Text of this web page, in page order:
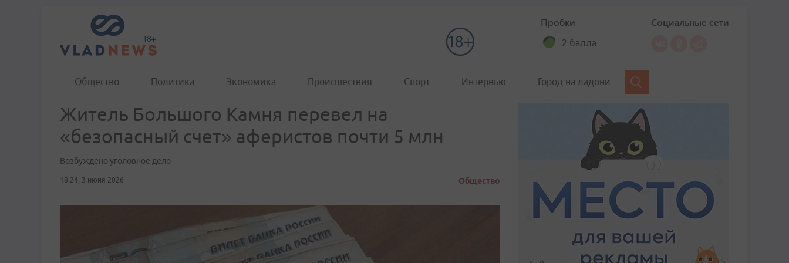
Пробки
2 балла
Социальные сети
Общество Политика Экономика Происшествия Спорт Интервью Город на ладони
Житель Большого Камня перевел на
«безопасный счет» аферистов почти 5 млн
Возбуждено уголовное дело
18:24, 3 июня 2026 Общество